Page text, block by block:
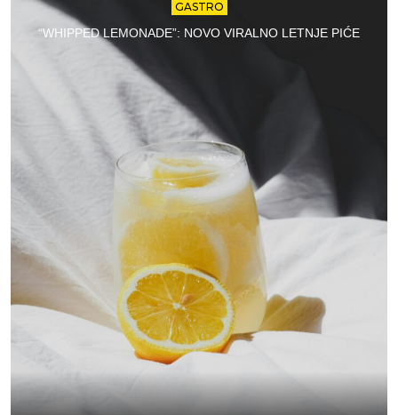
GASTRO
“WHIPPED LEMONADE”: NOVO VIRALNO LETNJE PIĆE